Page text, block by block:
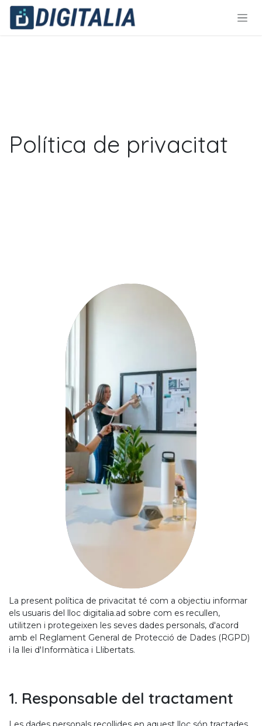
Skip to Content
Política de privacitat
La present política de privacitat té com a objectiu informar
els usuaris del lloc digitalia.ad sobre com es recullen,
utilitzen i protegeixen les seves dades personals, d'acord
amb el Reglament General de Protecció de Dades (RGPD)
i la llei d'Informàtica i Llibertats.
1. Responsable del tractament